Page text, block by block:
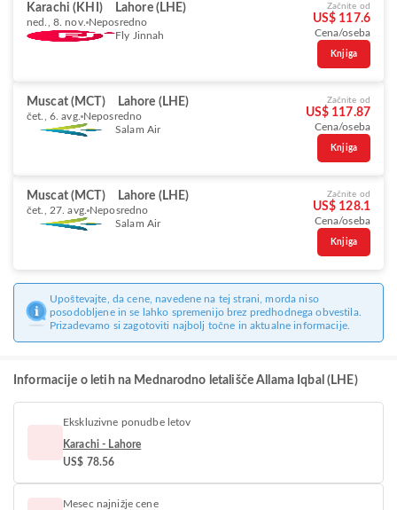
Karachi (KHI) Lahore (LHE)
ned., 8. nov. Neposredno
Fly Jinnah
Začnite od
US$ 117.6
Cena/oseba
Knjiga
Muscat (MCT) Lahore (LHE)
čet., 6. avg. Neposredno
Salam Air
Začnite od
US$ 117.87
Cena/oseba
Knjiga
Muscat (MCT) Lahore (LHE)
čet., 27. avg. Neposredno
Salam Air
Začnite od
US$ 128.1
Cena/oseba
Knjiga
Upoštevajte, da cene, navedene na tej strani, morda niso
posodobljene in se lahko spremenijo brez predhodnega obvestila.
Prizadevamo si zagotoviti najbolj točne in aktualne informacije.
Informacije o letih na Mednarodno letališče Allama Iqbal (LHE)
Ekskluzivne ponudbe letov
Karachi - Lahore
US$ 78.56
Mesec najnižje cene